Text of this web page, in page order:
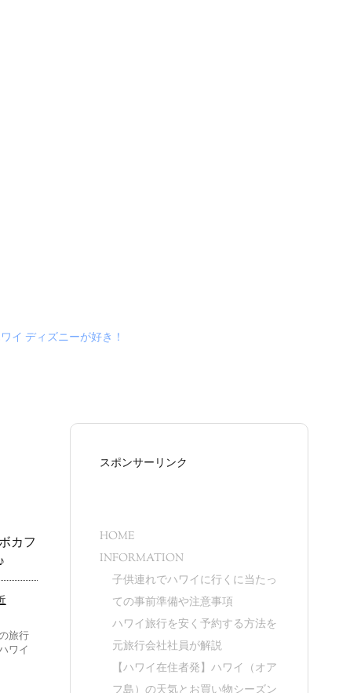
イ ディズニーが好き！
カフ
旅行
ワイ
スポンサーリンク
HOME
INFORMATION
子供連れでハワイに行くに当たっ
ての事前準備や注意事項
ハワイ旅行を安く予約する方法を
元旅行会社社員が解説
【ハワイ在住者発】ハワイ（オア